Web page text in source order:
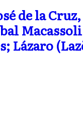
de la
Lázaro